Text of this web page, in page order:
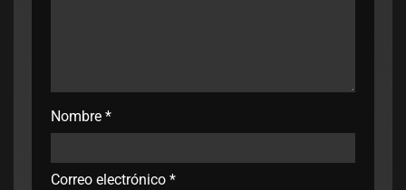
Nombre *
Correo electrónico *